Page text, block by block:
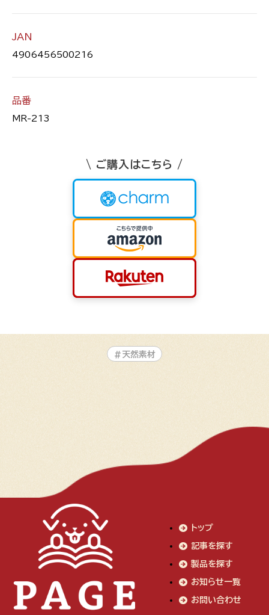
JAN
4906456500216
品番
MR-213
\ ご購入はこちら /
#天然素材
トップ
記事を探す
製品を探す
お知らせ一覧
お問い合わせ